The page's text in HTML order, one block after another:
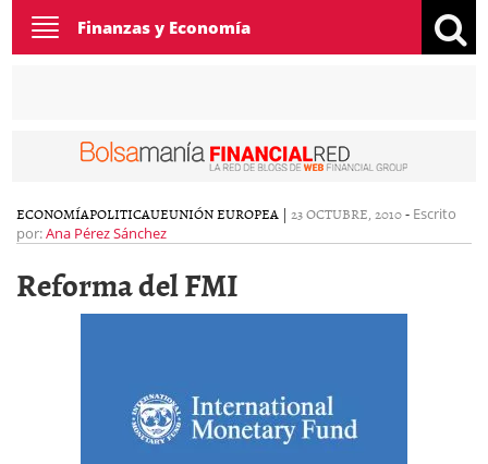
Toggle
navigation
Finanzas y Economía
ECONOMÍAPOLITICAUEUNIÓN EUROPEA | 23 OCTUBRE, 2010- Escrito
por:Ana Pérez Sánchez
Reforma del FMI